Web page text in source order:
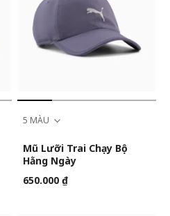
5 MÀU
Mũ Lưỡi Trai Chạy Bộ
Hằng Ngày
650.000 ₫